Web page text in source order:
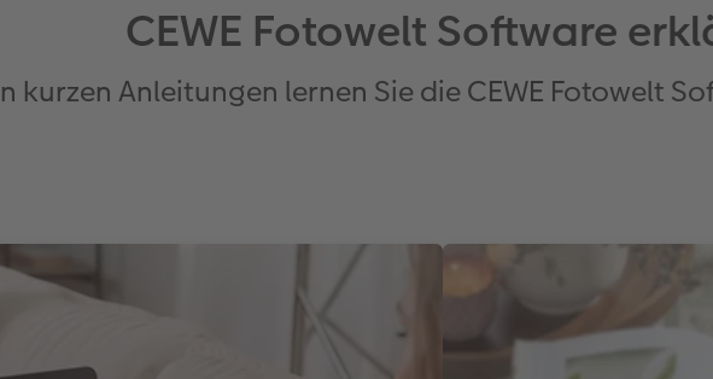
CEWE Fotowelt Software
kurzen Anleitungen lernen Sie die CEWE Fotowelt